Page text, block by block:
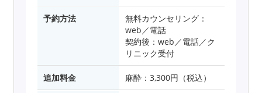
予約方法
無料カウンセリング：
web／電話
契約後：web／電話／ク
リニック受付
追加料金 麻酔：3,300円（税込）